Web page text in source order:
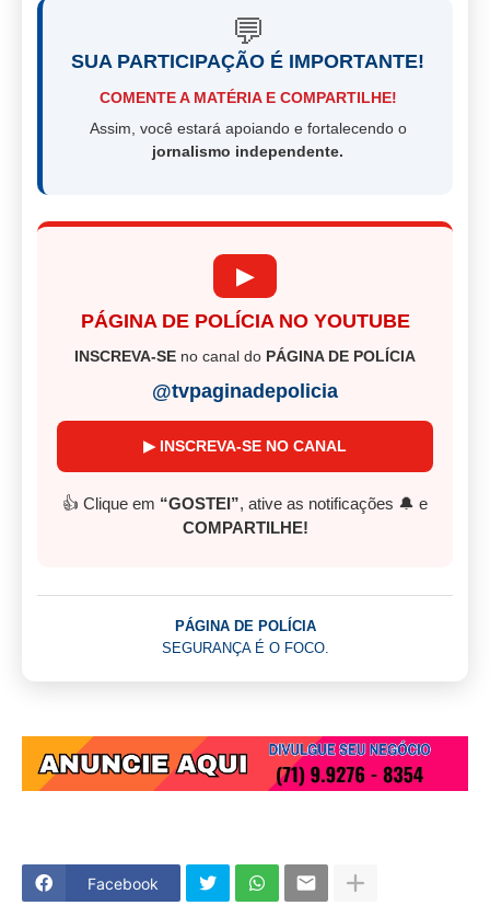
💬
SUA PARTICIPAÇÃO É IMPORTANTE!
COMENTE A MATÉRIA E COMPARTILHE!
Assim, você estará apoiando e fortalecendo o
jornalismo independente.
▶
PÁGINA DE POLÍCIA NO YOUTUBE
INSCREVA-SE no canal do PÁGINA DE POLÍCIA
@tvpaginadepolicia
▶ INSCREVA-SE NO CANAL
👍 Clique em “GOSTEI”, ative as notificações 🔔 e
COMPARTILHE!
PÁGINA DE POLÍCIA
SEGURANÇA É O FOCO.
Facebook